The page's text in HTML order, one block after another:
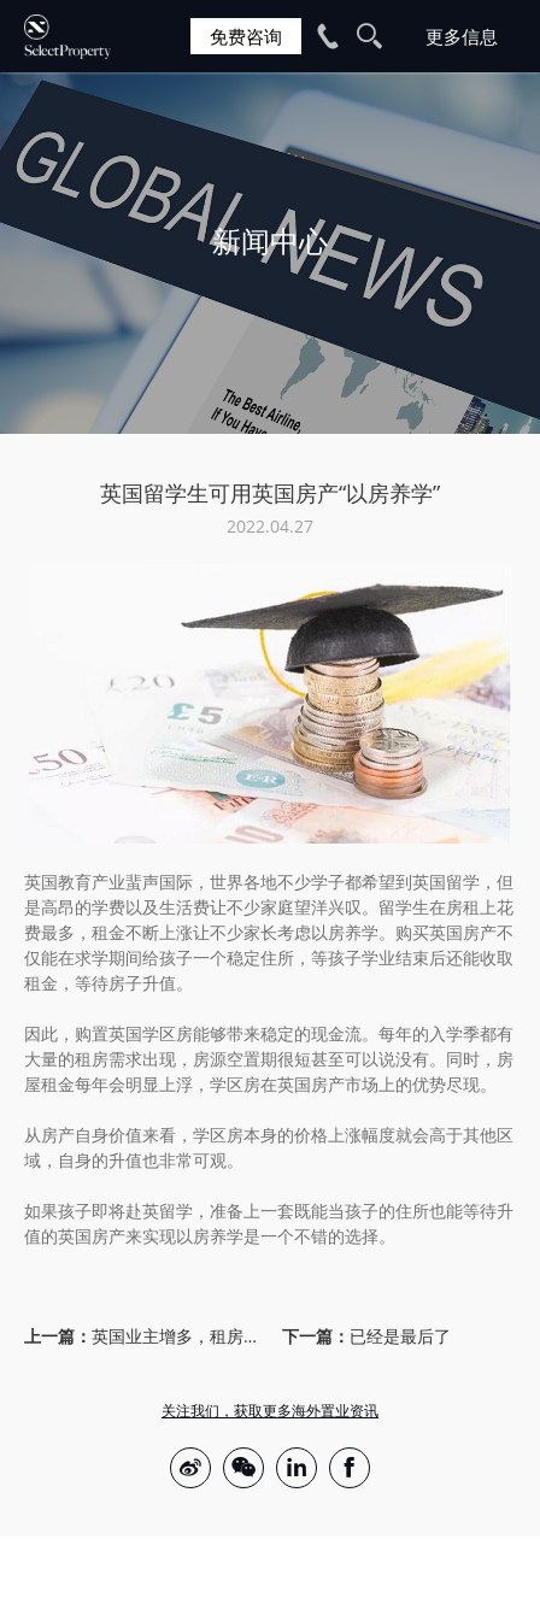
免费咨询
新闻中心
英国留学生可用英国房产“以房养学”
2022.04.27
英国教育产业蜚声国际，世界各地不少学子都希望到英国留学，但
是高昂的学费以及生活费让不少家庭望洋兴叹。留学生在房租上花
费最多，租金不断上涨让不少家长考虑以房养学。购买英国房产不
仅能在求学期间给孩子一个稳定住所，等孩子学业结束后还能收取
租金，等待房子升值。
因此，购置英国学区房能够带来稳定的现金流。每年的入学季都有
大量的租房需求出现，房源空置期很短甚至可以说没有。同时，房
屋租金每年会明显上浮，学区房在英国房产市场上的优势尽现。
从房产自身价值来看，学区房本身的价格上涨幅度就会高于其他区
域，自身的升值也非常可观。
如果孩子即将赴英留学，准备上一套既能当孩子的住所也能等待升
值的英国房产来实现以房养学是一个不错的选择。
上一篇： 英国业主增多，租房市场紧随升温 下一篇： 已经是最后了
关注我们，获取更多海外置业资讯